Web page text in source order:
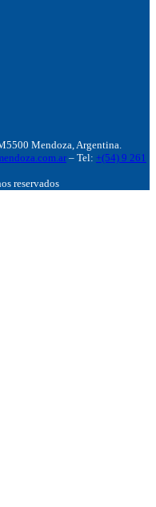
Mendoza, Argentina.
– Tel: +(54) 9 261
reservados